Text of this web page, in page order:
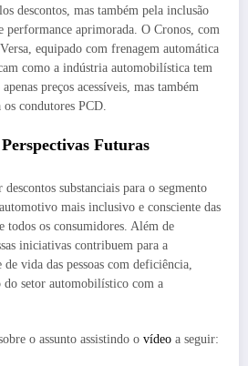
descontos, mas também pela inclusão
performance aprimorada. O Cronos, com
equipado com frenagem automática
como a indústria automobilística tem
preços acessíveis, mas também
os condutores PCD.
Futuras
descontos substanciais para o segmento
mais inclusivo e consciente das
todos os consumidores. Além de
iniciativas contribuem para a
vida das pessoas com deficiência,
do setor automobilístico com a
o assunto assistindo o vídeo a seguir: